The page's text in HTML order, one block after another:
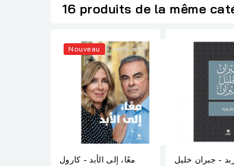
16 produits de la même
Nouveau
معًا، إلى الأبد - كارول
- جبران خليل